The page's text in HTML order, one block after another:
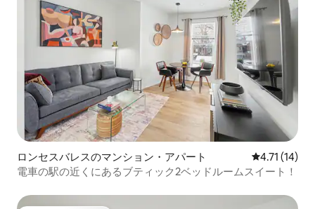
ロンセスバレスのマンション・アパート レビュー14
4.71 (14)
電車の駅の近くにあるブティック2ベッドルームスイート！